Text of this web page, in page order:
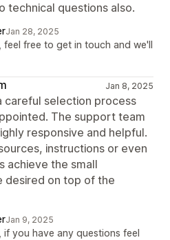
technical questions also.
Jan 28, 2025
feel free to get in touch and we'll
Jan 8, 2025
careful selection process
The support team
responsive and helpful.
instructions or even
achieve the small
desired on top of the
Jan 9, 2025
if you have any questions feel